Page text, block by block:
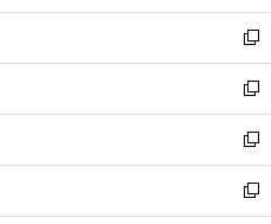
開
く
ウ
で
開
く
ン
ド
ウ
で
開
く
新
し
い
ウ
ィ
ン
ド
ウ
新
し
い
ウ
ィ
ン
新
し
い
ウ
新